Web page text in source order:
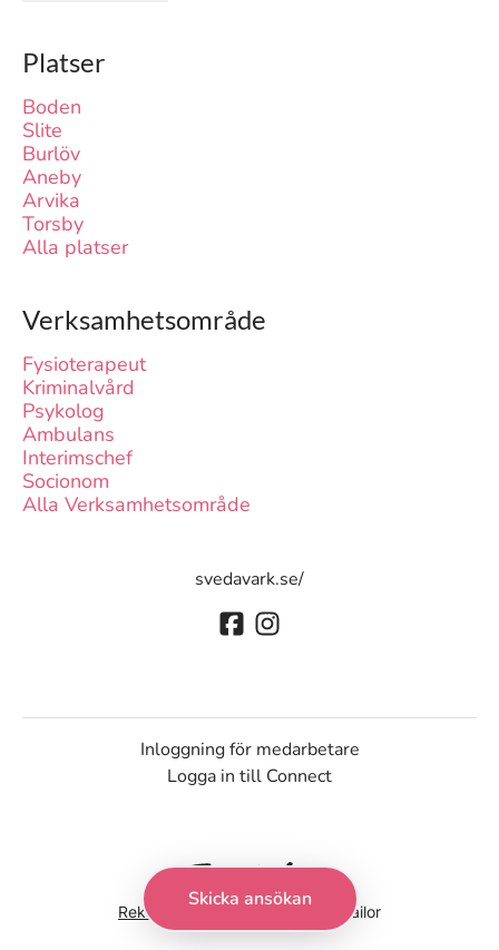
Skicka ansökan
Platser
Boden
Slite
Burlöv
Aneby
Arvika
Torsby
Alla platser
Verksamhetsområde
Fysioterapeut
Kriminalvård
Psykolog
Ambulans
Interimschef
Socionom
Alla Verksamhetsområde
svedavark.se/
Inloggning för medarbetare
Logga in till Connect
Rekryteringsverktyg från Teamtailor